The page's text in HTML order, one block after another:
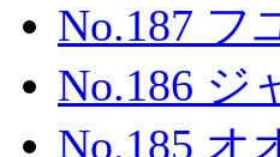
No.187 フ
No.186 ジ
No.185 オ